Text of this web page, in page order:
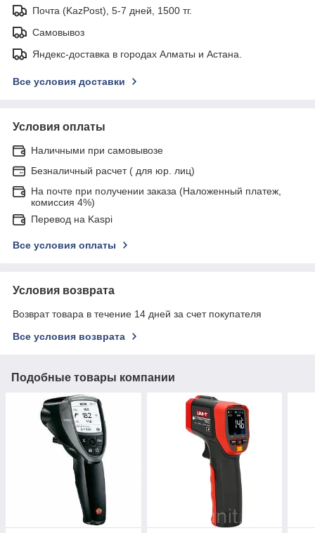
Почта (KazPost), 5-7 дней, 1500 тг.
Самовывоз
Яндекс-доставка в городах Алматы и Астана.
Все условия доставки
Условия оплаты
Наличными при самовывозе
Безналичный расчет ( для юр. лиц)
На почте при получении заказа (Наложенный платеж,
комиссия 4%)
Перевод на Kaspi
Все условия оплаты
Условия возврата
Возврат товара в течение 14 дней за счет покупателя
Все условия возврата
Подобные товары компании